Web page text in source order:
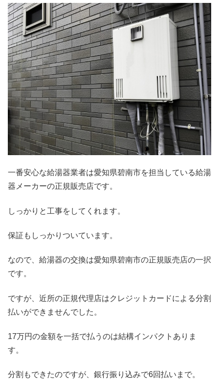
一番安心な給湯器業者は愛知県碧南市を担当している給湯
器メーカーの正規販売店です。
しっかりと工事をしてくれます。
保証もしっかりついています。
なので、給湯器の交換は愛知県碧南市の正規販売店の一択
です。
ですが、近所の正規代理店はクレジットカードによる分割
払いができませんでした。
17万円の金額を一括で払うのは結構インパクトありま
す。
分割もできたのですが、銀行振り込みで6回払いまで。